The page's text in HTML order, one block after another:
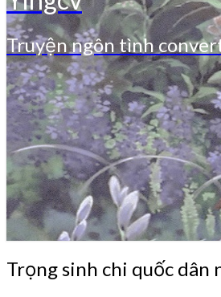
Truyện ngôn tình
Trọng
sinh
Trọng sinh chi quốc dân